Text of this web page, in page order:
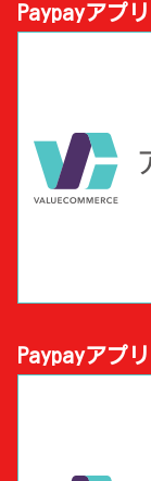
Paypayアプ
Paypayアプ